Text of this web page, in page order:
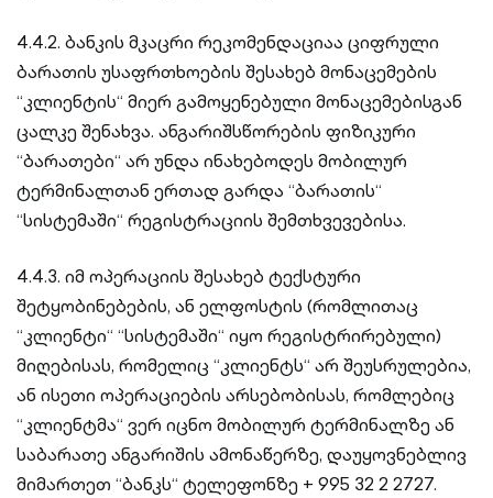
4.4.2. ბანკის მკაცრი რეკომენდაციაა ციფრული
ბარათის უსაფრთხოების შესახებ მონაცემების
“კლიენტის“ მიერ გამოყენებული მონაცემებისგან
ცალკე შენახვა. ანგარიშსწორების ფიზიკური
“ბარათები“ არ უნდა ინახებოდეს მობილურ
ტერმინალთან ერთად გარდა “ბარათის“
“სისტემაში“ რეგისტრაციის შემთხვევებისა.
4.4.3. იმ ოპერაციის შესახებ ტექსტური
შეტყობინებების, ან ელფოსტის (რომლითაც
“კლიენტი“ “სისტემაში“ იყო რეგისტრირებული)
მიღებისას, რომელიც “კლიენტს“ არ შეუსრულებია,
ან ისეთი ოპერაციების არსებობისას, რომლებიც
“კლიენტმა“ ვერ იცნო მობილურ ტერმინალზე ან
საბარათე ანგარიშის ამონაწერზე, დაუყოვნებლივ
მიმართეთ “ბანკს“ ტელეფონზე + 995 32 2 2727.